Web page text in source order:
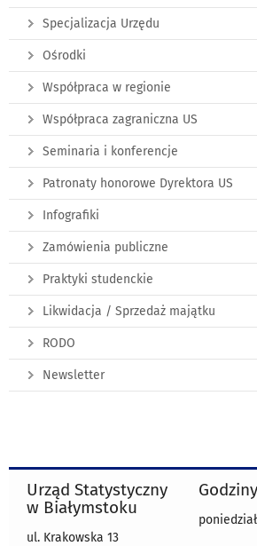
Specjalizacja Urzędu
Ośrodki
Współpraca w regionie
Współpraca zagraniczna US
Seminaria i konferencje
Patronaty honorowe Dyrektora US
Infografiki
Zamówienia publiczne
Praktyki studenckie
Likwidacja / Sprzedaż majątku
RODO
Newsletter
Urząd Statystyczny
w Białymstoku
ul. Krakowska 13